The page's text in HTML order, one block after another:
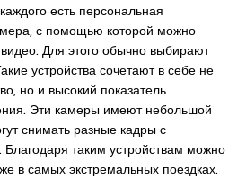
есть персональная
с помощью которой можно
Для этого обычно выбирают
устройства сочетают в себе не
но и высокий показатель
Эти камеры имеют небольшой
снимать разные кадры с
таким устройствам можно
в самых экстремальных поездках.